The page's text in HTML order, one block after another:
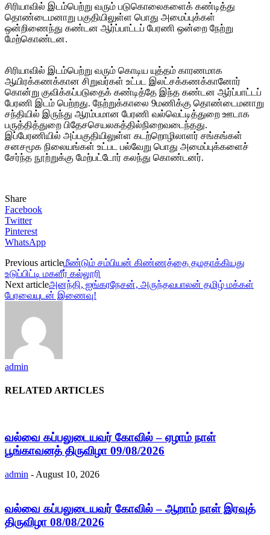
சிரியாவில் இடம்பெற்று வரும் படுகொலைகளைக் கண்டித்து
தொண்டைமனாறு பகுதியிலுள்ள பொது அமைப்புக்கள்
ஒன்றிணைந்து கண்டன ஆர்ப்பாட்டப் பேரணி ஒன்றை நேற்று
மேற்கொண்டன.
சிரியாவில் இடம்பெற்று வரும் கொடிய யுத்தம் காரணமாக
ஆயிரக்கணக்கான சிறுவர்கள் உட்பட இலட்சக்கணக்கானோர்
கொன்று குவிக்கப்படுதைக் கண்டித்தே இந்த கண்டன ஆர்ப்பாட்டப்
பேரணி இடம் பெற்றது. நேற்றுக்காலை 9மணிக்கு தொண்டைமனாறு
சந்தியில் இருந்து ஆரம்பமான பேரணி வல்வெட்டித்துறை ஊடாக
பருத்தித்துறை பிதேசசெயலகத்தில்நிறைவடைந்தது.
இப்பேரணியில் அப்பகுதியிலுள்ள கடற்றொழிலாளர் சங்கங்கள்
சனசமூக நிலையங்கள் உட்பட பல்வேறு பொது அமைப்புக்களைச்
சேர்ந்த நூற்றுக்கு மேற்பட்டோர் கலந்து கொண்டனர்.
Share
Facebook
Twitter
Pinterest
WhatsApp
Previous articleமீண்டும் சம்பியன் கிண்ணத்தை தமதாக்கியது
உடுப்பிட்டி மகளீர் கல்லூரி
Next articleஅனந்தி, ஐங்கரநேசன், அருந்தவபாலன் தமிழ் மக்கள்
பேரவையுடன் இணைவு!
admin
RELATED ARTICLES
வல்வை கப்பலுடையவர் கோவில் – ஏழாம் நாள்
பூங்காவனத் திருவிழா 09/08/2026
admin - August 10, 2026
வல்வை கப்பலுடையவர் கோவில் – ஆறாம் நாள் இரவுத்
திருவிழா 08/08/2026